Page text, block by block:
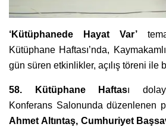
‘Kütüphanede Hayat Var’
Kütüphane Haftası’nda,
gün süren etkinlikler, açılış töreni ile
58. Kütüphane Haftası
Konferans Salonunda düzenlenen
Ahmet Altıntaş, Cumhuriyet